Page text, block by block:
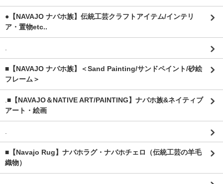
●【NAVAJO ナバホ族】伝統工芸クラフトアイテム/インテリ
ア・置物etc..
■【NAVAJO ナバホ族】＜Sand Painting/サンドペイント/砂絵
フレーム＞
■【NAVAJO＆NATIVE ART/PAINTING】ナバホ族&ネイティブ
アート・絵画
■【Navajo Rug】ナバホラグ・ナバホチェロ（伝統工芸の羊毛
織物）